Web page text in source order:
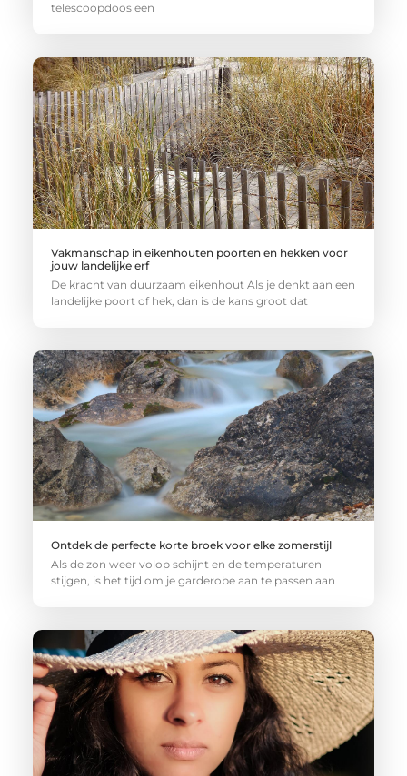
telescoopdoos een
Vakmanschap in eikenhouten poorten en hekken voor
jouw landelijke erf
De kracht van duurzaam eikenhout Als je denkt aan een
landelijke poort of hek, dan is de kans groot dat
Ontdek de perfecte korte broek voor elke zomerstijl
Als de zon weer volop schijnt en de temperaturen
stijgen, is het tijd om je garderobe aan te passen aan